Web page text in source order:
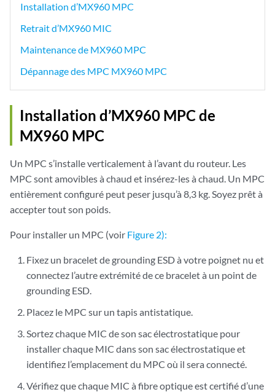
Installation d’MX960 MPC
Retrait d’MX960 MIC
Maintenance de MX960 MPC
Dépannage des MPC MX960 MPC
Installation d’MX960 MPC de
MX960 MPC
Un MPC s’installe verticalement à l’avant du routeur. Les
MPC sont amovibles à chaud et insérez-les à chaud. Un MPC
entièrement configuré peut peser jusqu’à 8,3 kg. Soyez prêt à
accepter tout son poids.
Pour installer un MPC (voir Figure 2):
Fixez un bracelet de grounding ESDà votre poignet nu et
connectez l’autre extrémité de ce bracelet à un point de
grounding ESD.
Placez le MPC sur un tapis antistatique.
Sortez chaque MIC de son sac électrostatique pour
installer chaque MIC dans son sac électrostatique et
identifiez l’emplacement du MPC où il sera connecté.
Vérifiez que chaque MIC à fibre optique est certifié d’une